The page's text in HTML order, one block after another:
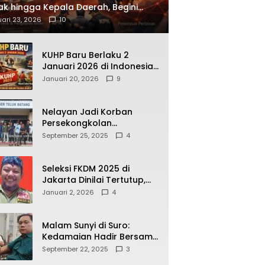
hingga Kepala Daerah, Begini
Korupsi yang Terbongkar
23, 2026 10
KUHP Baru Berlaku 2
Januari 2026 di Indonesia,
Apa Dampaknya bagi
Dipahami Publik
Januari 20, 2026 9
Nelayan Jadi Korban
Persekongkolan
Penyelewengan BBM
September 25, 2025 4
Seleksi FKDM 2025 di
Jakarta Dinilai Tertutup,
Transparansi
Januari 2, 2026 4
Malam Sunyi di Suro:
Kedamaian Hadir Bersama
Secangkir Kopi Hangat
September 22, 2025 3